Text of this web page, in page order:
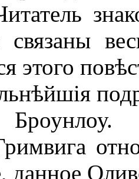
связаны
этого
данное